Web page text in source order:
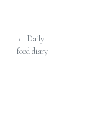
← Daily
food diary